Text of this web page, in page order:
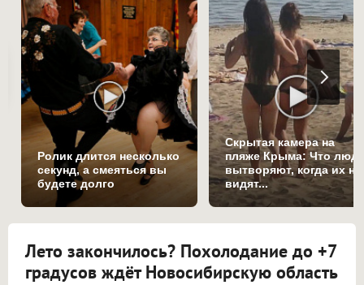
Ролик длится несколько
секунд, а смеяться вы
будете долго
Скрытая камера на
пляже Крыма: Что
вытворяют, когда их не
видят...
Лето закончилось? Похолодание до +7
градусов ждёт Новосибирскую область